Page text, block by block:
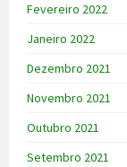
Fevereiro 2022
Janeiro 2022
Dezembro 2021
Novembro 2021
Outubro 2021
Setembro 2021